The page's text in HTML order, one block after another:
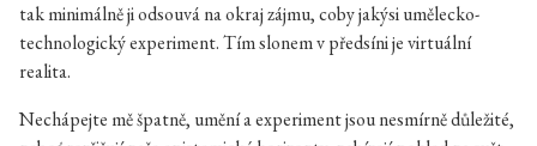
tak minimálně ji odsouvá na okraj zájmu, coby jakýsi umělecko-
technologický experiment. Tím slonem v předsíni je virtuální
realita.
Nechápejte mě špatně, umění a experiment jsou nesmírně důležité,